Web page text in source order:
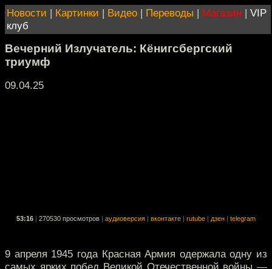
Новости | Картинки | Видео | Переводы | Магазин | VIP
клуб
Вечерний Излучатель: Кёнигсбергский
триумф
09.04.25
53:16 270530 просмотров аудиоверсия вконтакте rutube дзен telegram
9 апреля 1945 года Красная Армия одержала одну из